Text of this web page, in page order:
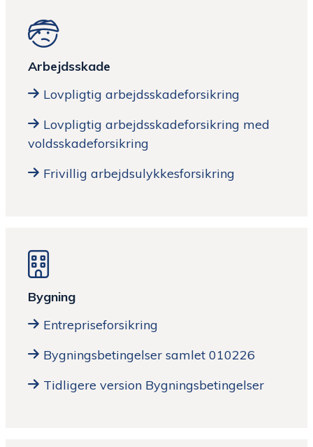
Arbejdsskade
Lovpligtig arbejdsskadeforsikring
Lovpligtig arbejdsskadeforsikring med
voldsskadeforsikring
Frivillig arbejdsulykkesforsikring
Bygning
Entrepriseforsikring
Bygningsbetingelser samlet 010226
Tidligere version Bygningsbetingelser